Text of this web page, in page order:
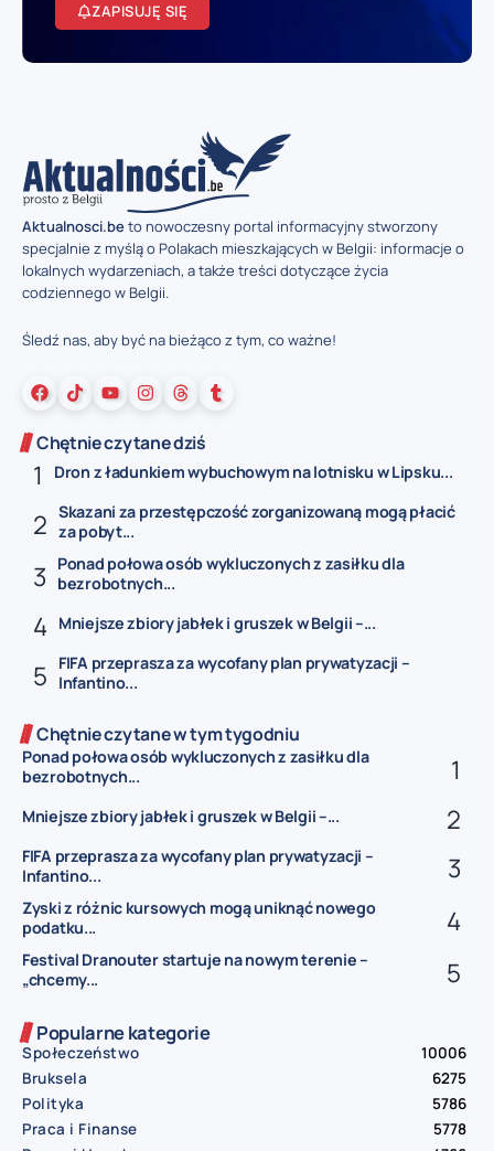
ZAPISUJĘ SIĘ
Aktualnosci.beto nowoczesny portal informacyjny stworzony
specjalnie z myślą o Polakach mieszkających w Belgii: informacje o
lokalnych wydarzeniach, a także treści dotyczące życia
codziennego w Belgii.
Śledź nas, aby być na bieżąco z tym, co ważne!
Chętnie czytane dziś
Dron z ładunkiem wybuchowym na lotnisku w Lipsku...
Skazani za przestępczość zorganizowaną mogą płacić
za pobyt...
Ponad połowa osób wykluczonych z zasiłku dla
bezrobotnych...
Mniejsze zbiory jabłek i gruszek w Belgii –...
FIFA przeprasza za wycofany plan prywatyzacji –
Infantino...
Chętnie czytane w tym tygodniu
Ponad połowa osób wykluczonych z zasiłku dla
bezrobotnych...
Mniejsze zbiory jabłek i gruszek w Belgii –...
FIFA przeprasza za wycofany plan prywatyzacji –
Infantino...
Zyski z różnic kursowych mogą uniknąć nowego
podatku...
Festival Dranouter startuje na nowym terenie –
„chcemy...
Popularne kategorie
Społeczeństwo
10006
Bruksela
6275
Polityka
5786
Praca i Finanse
5778